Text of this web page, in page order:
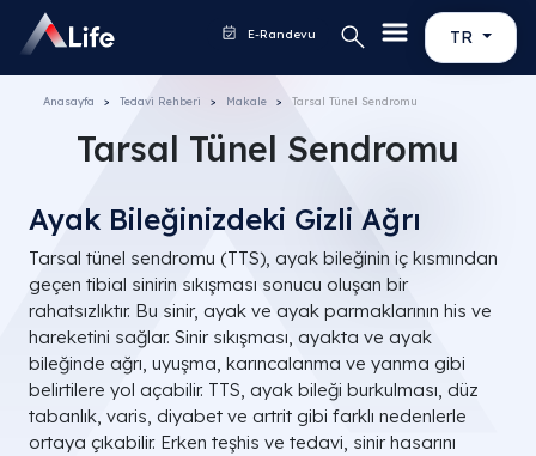
TR
E-Randevu
Anasayfa Tedavi Rehberi Makale Tarsal Tünel Sendromu
Tarsal Tünel Sendromu
Ayak Bileğinizdeki Gizli Ağrı
Tarsal tünel sendromu (TTS), ayak bileğinin iç kısmından
geçen tibial sinirin sıkışması sonucu oluşan bir
rahatsızlıktır. Bu sinir, ayak ve ayak parmaklarının his ve
hareketini sağlar. Sinir sıkışması, ayakta ve ayak
bileğinde ağrı, uyuşma, karıncalanma ve yanma gibi
belirtilere yol açabilir. TTS, ayak bileği burkulması, düz
tabanlık, varis, diyabet ve artrit gibi farklı nedenlerle
ortaya çıkabilir. Erken teşhis ve tedavi, sinir hasarını